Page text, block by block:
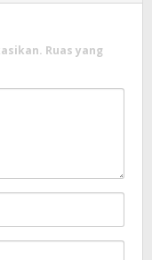
Ruas yang